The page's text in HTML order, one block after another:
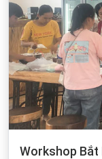
Workshop Bắt